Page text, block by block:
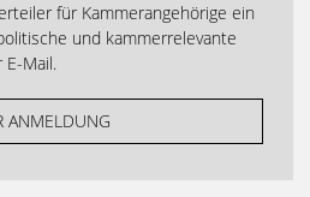
für Kammerangehörige ein
und kammerrelevante
Mail.
ANMELDUNG